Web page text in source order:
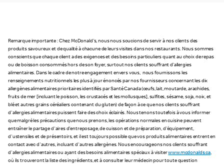
Remarque importante : Chez McDonald's, nous nous soucions de servir à nos clients des
produits savoureux et de qualité à chacune de leurs visites dans nos restaurants. Nous sommes
conscients que chaque client a des exigences et des besoins particuliers quant au choix de repas
ou de boisson consommés hors de son foyer, surtout nos clients souffrant d’allergies
alimentaires. Dans le cadre de notre engagement envers vous, nous fournissons les
renseignements nutritionnels les plus à jour énoncés par nos fournisseurs concernant les dix
allergènes alimentaires prioritaires identifiés par Santé Canada (œufs, lait, moutarde, arachides,
fruits de mer [incluant le poisson, les crustacés et les mollusques], sulfites, sésame, soja, noix, et
blé et autres grains céréaliers contenant du gluten) de façon à ce que nos clients souffrant
d'allergies alimentaires puissent faire des choix éclairés. Nous tenons toutefois à vous informer
que malgré les précautions que nous prenons, les opérations normales en cuisine peuvent
entraîner le partage d'aires d'entreposage, de cuisson et de préparation, d'équipement,
d'ustensiles et de présentoirs, et il est toujours possible que vos produits alimentaires entrent en
contact avec d'autres, incluant d'autres allergènes. Nous encourageons nos clients souffrant
d'allergies alimentaires ou ayant des besoins alimentaires spéciaux à visiterwww.mcdonalds.ca,
où ils trouveront la liste des ingrédients, et à consulter leur médecin pour toute question